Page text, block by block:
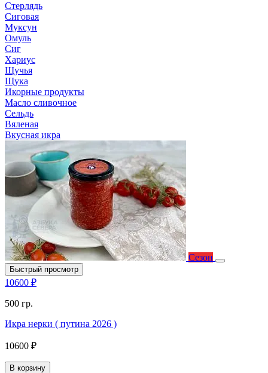
Стерлядь
Сиговая
Муксун
Омуль
Сиг
Хариус
Щучья
Щука
Икорные продукты
Масло сливочное
Сельдь
Вяленая
Вкусная икра
Сезон
Быстрый просмотр
10600 ₽
500 гр.
Икра нерки ( путина 2026 )
10600 ₽
В корзину